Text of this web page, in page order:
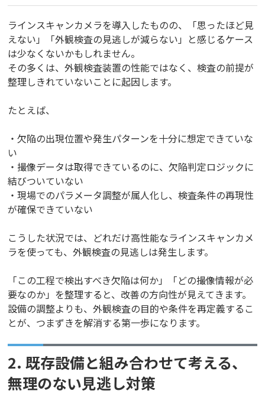
ラインスキャンカメラを導入したものの、「思ったほど見
えない」「外観検査の見逃しが減らない」と感じるケース
は少なくないかもしれません。
その多くは、外観検査装置の性能ではなく、検査の前提が
整理しきれていないことに起因します。
たとえば、
・欠陥の出現位置や発生パターンを十分に想定できていな
い
・撮像データは取得できているのに、欠陥判定ロジックに
結びついていない
・現場でのパラメータ調整が属人化し、検査条件の再現性
が確保できていない
こうした状況では、どれだけ高性能なラインスキャンカメ
ラを使っても、外観検査の見逃しは発生します。
「この工程で検出すべき欠陥は何か」「どの撮像情報が必
要なのか」を整理すると、改善の方向性が見えてきます。
設備の調整よりも、外観検査の目的や条件を再定義するこ
とが、つまずきを解消する第一歩になります。
2.既存設備と組み合わせて考える、
無理のない見逃し対策